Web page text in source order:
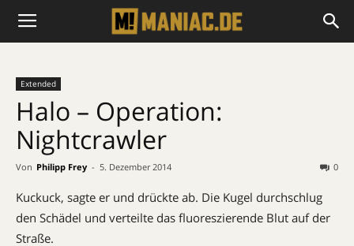
Extended
Halo – Operation:
Nightcrawler
Von Philipp Frey - 5. Dezember 2014 0
Kuckuck, sagte er und drückte ab. Die Kugel durchschlug
den Schädel und verteilte das fluoreszierende Blut auf der
Straße.